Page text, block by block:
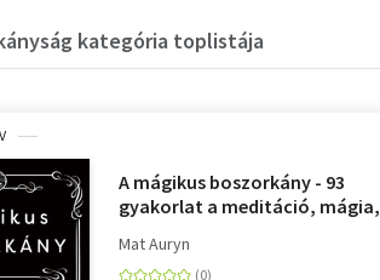
kategória toplistája
A mágikus boszorkány - 93
gyakorlat a meditáció, mágia,
képességek felébresztésére
Mat Auryn